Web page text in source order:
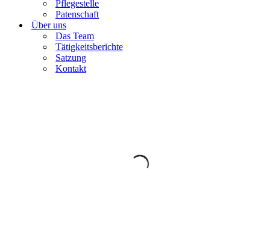
Pflegestelle
Patenschaft
Über uns
Das Team
Tätigkeitsberichte
Satzung
Kontakt